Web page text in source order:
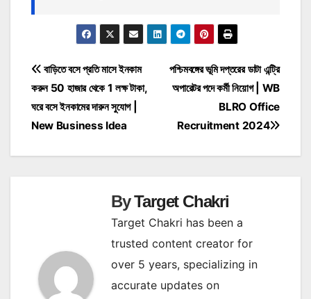
Post
navigation
পশ্চিমবঙ্গের ভূমি দপ্তরের ডাটা এন্ট্রি
অপারেটর পদে কর্মী নিয়োগ | WB
BLRO Office
Recruitment 2024
বাড়িতে বসে প্রতি মাসে ইনকাম
করুন 50 হাজার থেকে 1 লক্ষ টাকা,
ঘরে বসে ইনকামের দারুন সুযোগ |
New Business Idea
ByTarget Chakri
Target Chakri has been a
trusted content creator for
over 5 years, specializing in
accurate updates on